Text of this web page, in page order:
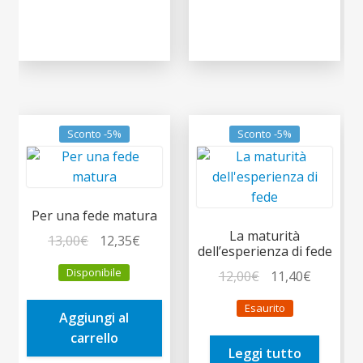
Sconto -5%
Per una fede matura
13,00€
prezzo
originale
era:
13,00€.
12,35€
è:
Disponibile
Aggiungi al
carrello
Sconto -5%
La maturità
dell’esperienza di fede
12,00€
prezzo
originale
era:
12,00€.
11,40€Il
è:
Esaurito
Leggi tutto